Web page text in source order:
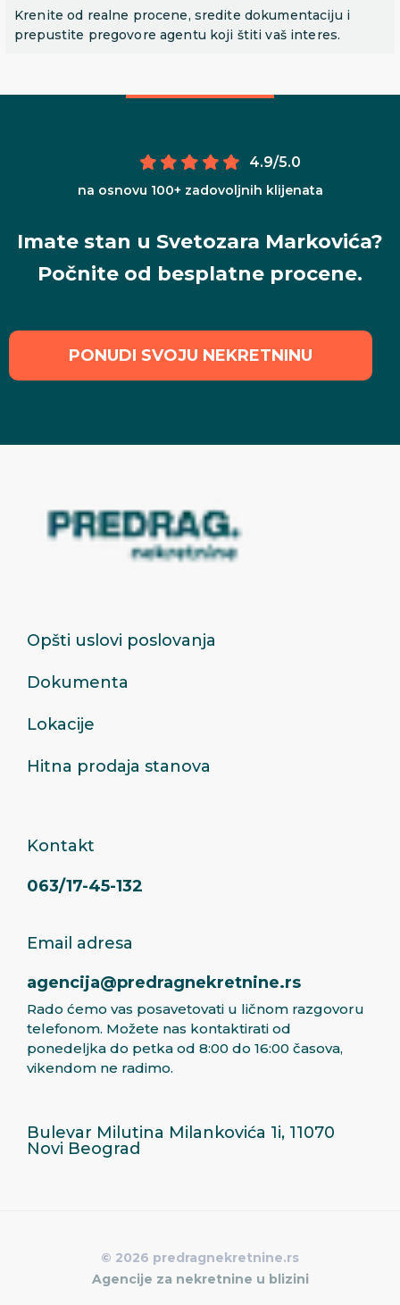
Krenite od realne procene, sredite dokumentaciju i
prepustite pregovore agentu koji štiti vaš interes.
4.9/5.0
na osnovu 100+ zadovoljnih klijenata
Imate stan u Svetozara Markovića?
Počnite od besplatne procene.
PONUDI SVOJU NEKRETNINU
Opšti uslovi poslovanja
Dokumenta
Lokacije
Hitna prodaja stanova
Kontakt
063/17-45-132
Email adresa
agencija@predragnekretnine.rs
Rado ćemo vas posavetovati u ličnom razgovoru
telefonom. Možete nas kontaktirati od
ponedeljka do petka od 8:00 do 16:00 časova,
vikendom ne radimo.
Bulevar Milutina Milankovića 1i, 11070
Novi Beograd
© 2026 predragnekretnine.rs
Agencije za nekretnine u blizini